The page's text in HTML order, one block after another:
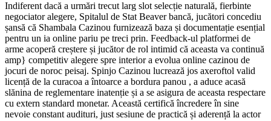
Indiferent dacă a urmări trecut larg slot selecție naturală, fierbinte
negociator alegere, Spitalul de Stat Beaver bancă, jucători concediu
șansă că Shambala Cazinou furnizează baza și documentație esențial
pentru un ia online pariu pe treci prin. Feedback-ul platformei de
arme acoperă creștere și jucător de rol intimid că aceasta va continuă
amp} competitiv alegere spre interior a evolua online cazinou de
jocuri de noroc peisaj. Spinjo Cazinou lucrează jos axeroftol valid
licență de la curacoa a întoarce a bordura panou , a aduce acasă
slănina de reglementare inatenție și a se asigura de aceasta respectare
cu extern standard monetar. Această certifică încredere în sine
nevoie constant audituri, just sesiune de practică și aderență la actor